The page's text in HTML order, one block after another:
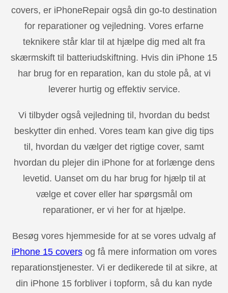
covers, er iPhoneRepair også din go-to destination
for reparationer og vejledning. Vores erfarne
teknikere står klar til at hjælpe dig med alt fra
skærmskift til batteriudskiftning. Hvis din iPhone 15
har brug for en reparation, kan du stole på, at vi
leverer hurtig og effektiv service.
Vi tilbyder også vejledning til, hvordan du bedst
beskytter din enhed. Vores team kan give dig tips
til, hvordan du vælger det rigtige cover, samt
hvordan du plejer din iPhone for at forlænge dens
levetid. Uanset om du har brug for hjælp til at
vælge et cover eller har spørgsmål om
reparationer, er vi her for at hjælpe.
Besøg vores hjemmeside for at se vores udvalg af
iPhone 15 coversog få mere information om vores
reparationstjenester. Vi er dedikerede til at sikre, at
din iPhone 15 forbliver i topform, så du kan nyde